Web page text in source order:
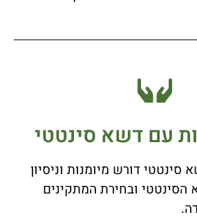
עם דשא סינטטי
סינטטי דורש מיומנות וניסיון
ובחירת המתקינים